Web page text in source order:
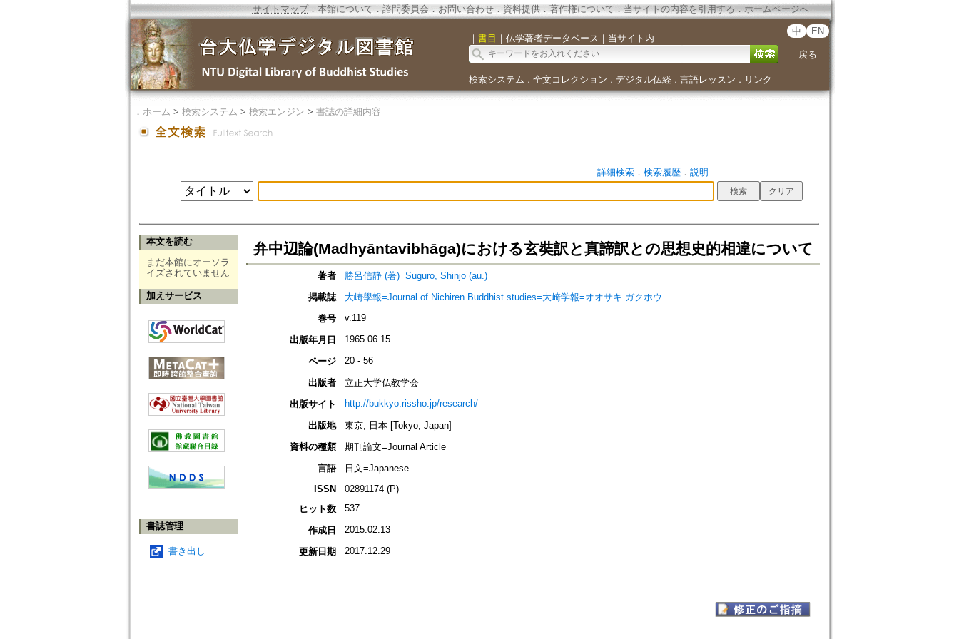
サイトマップ．本館について ． 諮問委員会． お問い合わせ． 資料提供． 著作権について．当サイトの内容を引用する ． ホームページへ
｜ 書目 ｜ 仏学著者データベース ｜ 当サイト内 ｜
中 EN
戻る
検索システム ． 全文コレクション ． デジタル仏経． 言語レッスン ． リンク
． ホーム > 検索システム > 検索エンジン > 書誌の詳細内容
詳細検索． 検索履歴． 説明
本文を読む
まだ本館にオーソラ
イズされていません
加えサービス
書誌管理
書き出し
弁中辺論(Madhyāntavibhāga)における玄奘訳と真諦訳との思想史的相違について
著者
勝呂信静 (著)=Suguro, Shinjo (au.)
掲載誌
大崎學報=Journal of Nichiren Buddhist studies=大崎学報=オオサキ ガクホウ
巻号
v.119
出版年月日 1965.06.15
ページ 20 - 56
出版者
立正大学仏教学会
出版サイト
http://bukkyo.rissho.jp/research/
出版地
東京, 日本 [Tokyo, Japan]
資料の種類
期刊論文=Journal Article
言語
日文=Japanese
ISSN
02891174 (P)
ヒット数
537
作成日 2015.02.13
更新日期 2017.12.29